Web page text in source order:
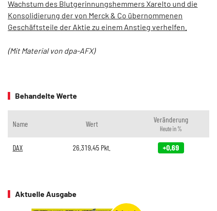
Wachstum des Blutgerinnungshemmers Xarelto und die
Konsolidierung der von Merck & Co übernommenen
Geschäftsteile der Aktie zu einem Anstieg verhelfen.
(Mit Material von dpa-AFX)
Behandelte Werte
Name Wert Veränderung
Heute in %
DAX 26.319,45 Pkt. +0,69
Aktuelle Ausgabe